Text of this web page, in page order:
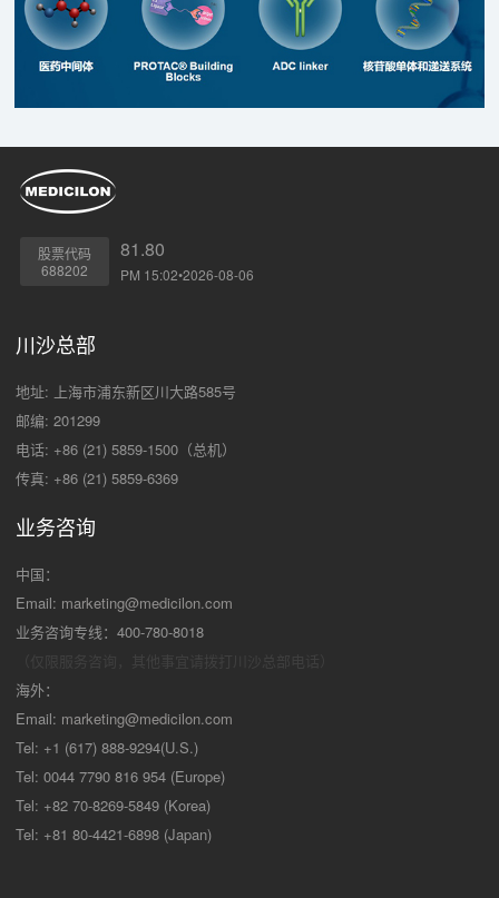
股票代码
688202
81.80
PM 15:02•2026-08-06
川沙总部
地址: 上海市浦东新区川大路585号
邮编: 201299
电话: +86 (21) 5859-1500（总机）
传真: +86 (21) 5859-6369
业务咨询
中国：
Email: marketing@medicilon.com
业务咨询专线：400-780-8018
海外：
Email: marketing@medicilon.com
Tel: +1 (617) 888-9294(U.S.)
Tel: 0044 7790 816 954 (Europe)
Tel: +82 70-8269-5849 (Korea)
Tel: +81 80-4421-6898 (Japan)